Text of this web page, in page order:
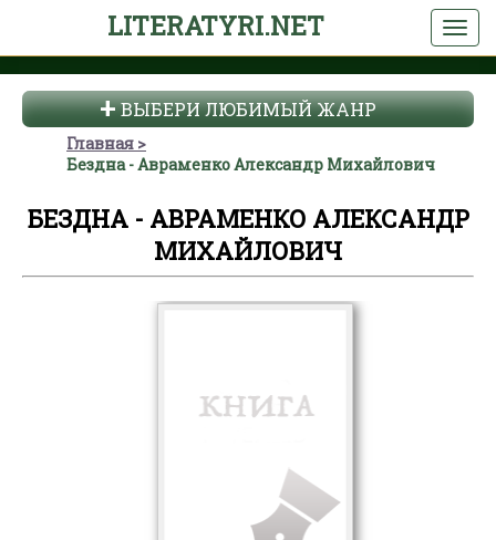
LITERATYRI.NET
ВЫБЕРИ ЛЮБИМЫЙ ЖАНР
Главная
Бездна - Авраменко Александр Михайлович
БЕЗДНА - АВРАМЕНКО АЛЕКСАНДР
МИХАЙЛОВИЧ